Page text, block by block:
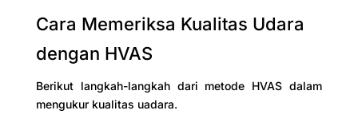
Cara Memeriksa Kualitas Udara
dengan HVAS
Berikut langkah-langkah dari metode HVAS dalam
mengukur kualitas uadara.